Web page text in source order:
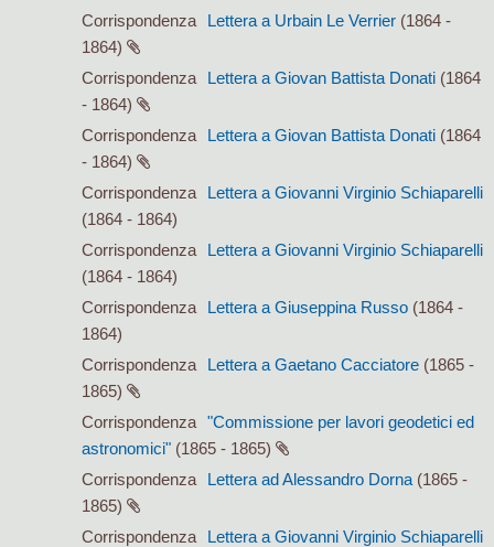
Corrispondenza Lettera a Urbain Le Verrier (1864 -
1864)
Corrispondenza
Lettera a Giovan Battista Donati (1864
- 1864)
Corrispondenza
Lettera a Giovan Battista Donati (1864
- 1864)
Corrispondenza
Lettera a Giovanni Virginio Schiaparelli
(1864 - 1864)
Corrispondenza
Lettera a Giovanni Virginio Schiaparelli
(1864 - 1864)
Corrispondenza
Lettera a Giuseppina Russo (1864 -
1864)
Corrispondenza
Lettera a Gaetano Cacciatore (1865 -
1865)
Corrispondenza
"Commissione per lavori geodetici ed
astronomici" (1865 - 1865)
Corrispondenza
Lettera ad Alessandro Dorna (1865 -
1865)
Corrispondenza
Lettera a Giovanni Virginio Schiaparelli